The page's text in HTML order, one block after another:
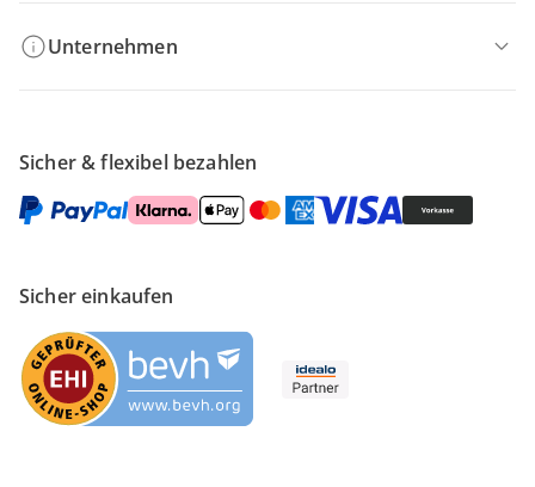
Unternehmen
Sicher & flexibel bezahlen
Sicher einkaufen